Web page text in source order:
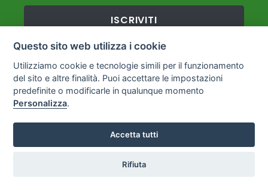
ISCRIVITI
Nessuno spam.
Questo sito web utilizza i cookie
Utilizziamo cookie e tecnologie simili per il funzionamento
del sito e altre finalità. Puoi accettare le impostazioni
predefinite o modificarle in qualunque momento
Personalizza.
Accetta tutti
Rifiuta